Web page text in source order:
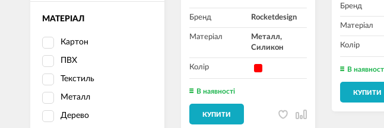
МАТЕРІАЛ
Картон
ПВХ
Текстиль
Металл
Дерево
Бренд Rocketdesign
Матеріал
Металл,
Силикон
Колір
В наявності
КУПИТИ
Бренд
Матеріал
Колір
В
КУПИТИ